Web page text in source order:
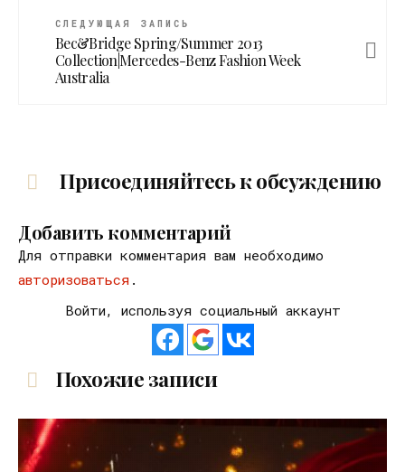
СЛЕДУЮЩАЯ ЗАПИСЬ
Bec&Bridge Spring/Summer 2013
Collection|Mercedes-Benz Fashion Week
Australia
Присоединяйтесь к обсуждению
Добавить комментарий
Для отправки комментария вам необходимо
авторизоваться .
Войти, используя социальный аккаунт
Похожие записи